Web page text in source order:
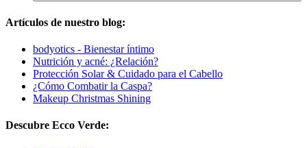
Artículos de nuestro blog:
bodyotics - Bienestar íntimo
Nutrición y acné: ¿Relación?
Protección Solar & Cuidado para el Cabello
¿Cómo Combatir la Caspa?
Makeup Christmas Shining
Descubre Ecco Verde: